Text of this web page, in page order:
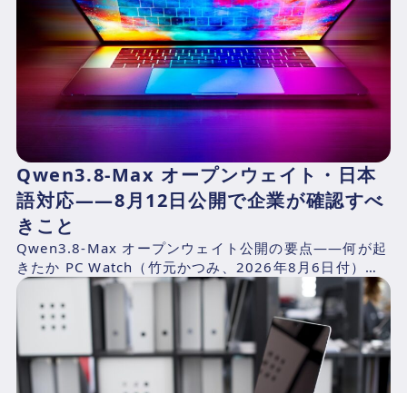
Qwen3.8-Max オープンウェイト・日本
語対応——8月12日公開で企業が確認すべ
きこと
Qwen3.8-Max オープンウェイト公開の要点——何が起
きたか PC Watch（竹元かつみ、2026年8月6日付）の
報道によれば、AlibabaのQwen...